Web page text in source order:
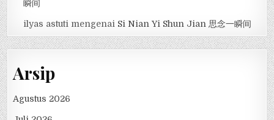
瞬间
ilyas astuti mengenai Si Nian Yi Shun Jian 思念一瞬间
Arsip
Agustus 2026